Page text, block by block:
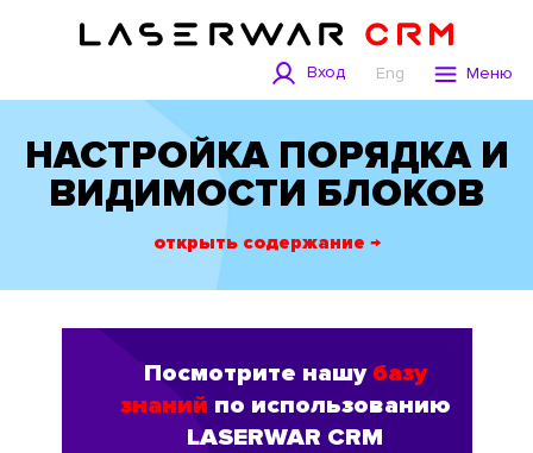
Вход Eng Меню
НАСТРОЙКА ПОРЯДКА И
ВИДИМОСТИ БЛОКОВ
открыть содержание →
Посмотрите нашу базу
знаний по использованию
LASERWAR CRM